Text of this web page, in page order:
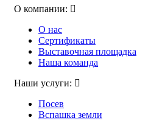
О компании:
О нас
Сертификаты
Выставочная площадка
Наша команда
Наши услуги:
Посев
Вспашка земли